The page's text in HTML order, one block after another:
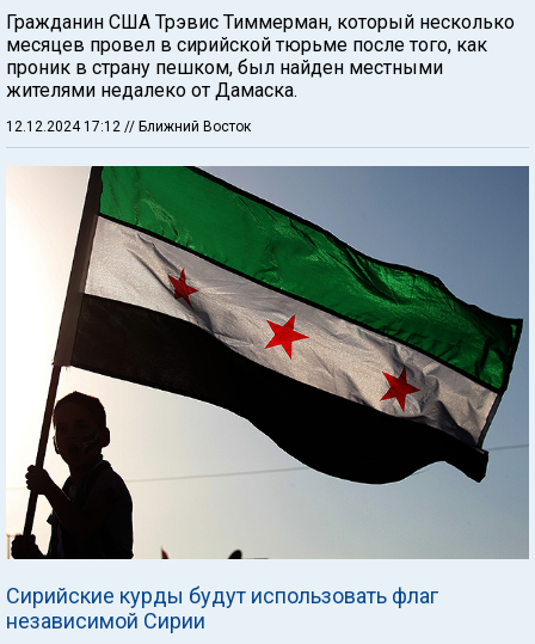
Гражданин США Трэвис Тиммерман, который несколько
месяцев провел в сирийской тюрьме после того, как
проник в страну пешком, был найден местными
жителями недалеко от Дамаска.
12.12.2024 17:12 // Ближний Восток
Сирийские курды будут использовать флаг
независимой Сирии